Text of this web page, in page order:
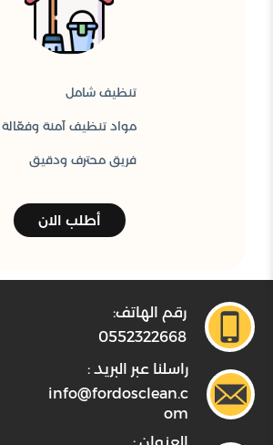
تنظيف شامل
مواد تنظيف آمنة وفعّالة
فريق محترف ودقيق
أطلب الان
رقم الهاتف:
0552322668
راسلنا عبر البريد :
info@fordosclean.c
om